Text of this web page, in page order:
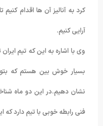
کرد به آنالیز آن ها اقدام
آرایی کنیم.
وی با اشاره به این که تیم
بسیار خوش بین هستم که
نشان دهیم.در این دو ماه
فنی رابطه خوبی با تیم دارد که